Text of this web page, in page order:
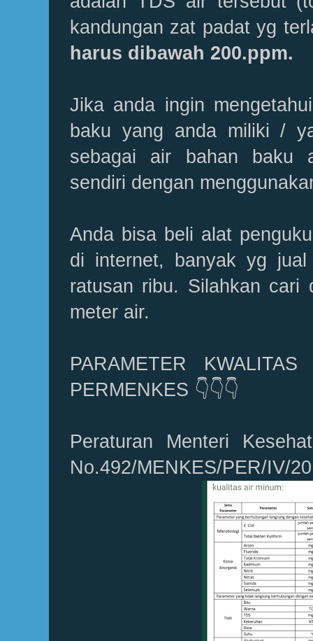
kandungan zat padat yg
harus dibawah 200.ppm.
Jika anda ingin
baku yang anda miliki /
sebagai air bahan baku
sendiri dengan
Anda bisa beli alat
di internet, banyak yg
ratusan ribu. Silahkan cari
meter air.
PARAMETER
PERMENKES 👇👇👇
Peraturan Menteri
No.492/MENKES/PER/IV/